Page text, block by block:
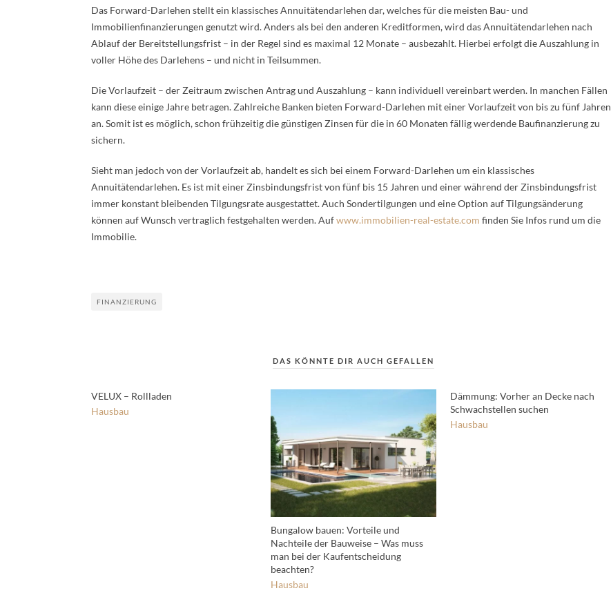
Das Forward-Darlehen stellt ein klassisches Annuitätendarlehen dar, welches für die meisten Bau- und
Immobilienfinanzierungen genutzt wird. Anders als bei den anderen Kreditformen, wird das Annuitätendarlehen nach
Ablauf der Bereitstellungsfrist – in der Regel sind es maximal 12 Monate – ausbezahlt. Hierbei erfolgt die Auszahlung in
voller Höhe des Darlehens – und nicht in Teilsummen.
Die Vorlaufzeit – der Zeitraum zwischen Antrag und Auszahlung – kann individuell vereinbart werden. In manchen Fällen
kann diese einige Jahre betragen. Zahlreiche Banken bieten Forward-Darlehen mit einer Vorlaufzeit von bis zu fünf Jahren
an. Somit ist es möglich, schon frühzeitig die günstigen Zinsen für die in 60 Monaten fällig werdende Baufinanzierung zu
sichern.
Sieht man jedoch von der Vorlaufzeit ab, handelt es sich bei einem Forward-Darlehen um ein klassisches
Annuitätendarlehen. Es ist mit einer Zinsbindungsfrist von fünf bis 15 Jahren und einer während der Zinsbindungsfrist
immer konstant bleibenden Tilgungsrate ausgestattet. Auch Sondertilgungen und eine Option auf Tilgungsänderung
können auf Wunsch vertraglich festgehalten werden. Aufwww.immobilien-real-estate.com finden Sie Infos rund um die
Immobilie.
FINANZIERUNG
DAS KÖNNTE DIR AUCH GEFALLEN
VELUX – Rollladen
Hausbau
Bungalow bauen: Vorteile und
Nachteile der Bauweise – Was muss
man bei der Kaufentscheidung
beachten?
Hausbau
Dämmung: Vorher an Decke nach
Schwachstellen suchen
Hausbau